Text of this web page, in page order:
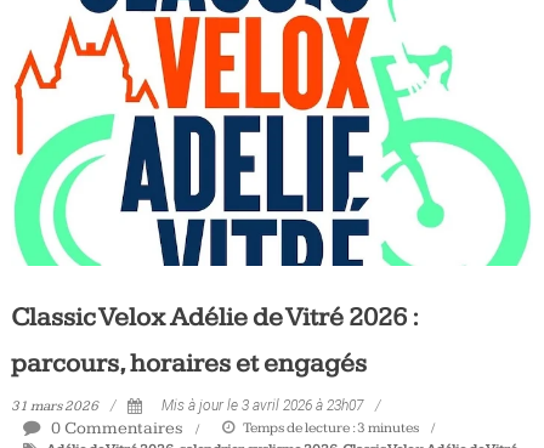
les
jours,
actualité
vélo
et
triathlon
Classic Velox Adélie de Vitré 2026 :
parcours, horaires et engagés
31 mars 2026 Mis à jour le 3 avril 2026 à 23h07
0 Commentaires Temps de lecture :3 minutes